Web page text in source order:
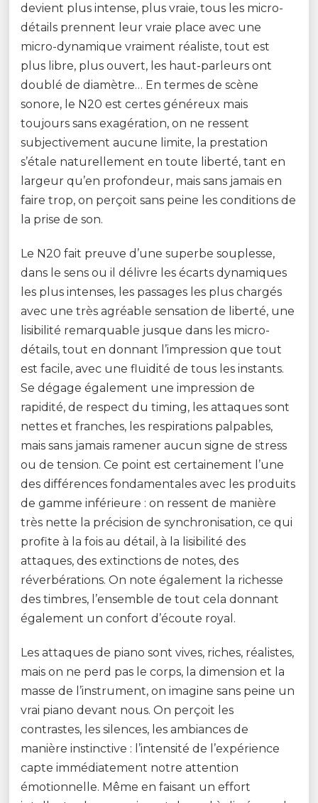
devient plus intense, plus vraie, tous les micro-
détails prennent leur vraie place avec une
micro-dynamique vraiment réaliste, tout est
plus libre, plus ouvert, les haut-parleurs ont
doublé de diamètre… En termes de scène
sonore, le N20 est certes généreux mais
toujours sans exagération, on ne ressent
subjectivement aucune limite, la prestation
s’étale naturellement en toute liberté, tant en
largeur qu’en profondeur, mais sans jamais en
faire trop, on perçoit sans peine les conditions de
la prise de son.
Le N20 fait preuve d’une superbe souplesse,
dans le sens ou il délivre les écarts dynamiques
les plus intenses, les passages les plus chargés
avec une très agréable sensation de liberté, une
lisibilité remarquable jusque dans les micro-
détails, tout en donnant l’impression que tout
est facile, avec une fluidité de tous les instants.
Se dégage également une impression de
rapidité, de respect du timing, les attaques sont
nettes et franches, les respirations palpables,
mais sans jamais ramener aucun signe de stress
ou de tension. Ce point est certainement l’une
des différences fondamentales avec les produits
de gamme inférieure : on ressent de manière
très nette la précision de synchronisation, ce qui
profite à la fois au détail, à la lisibilité des
attaques, des extinctions de notes, des
réverbérations. On note également la richesse
des timbres, l’ensemble de tout cela donnant
également un confort d’écoute royal.
Les attaques de piano sont vives, riches, réalistes,
mais on ne perd pas le corps, la dimension et la
masse de l’instrument, on imagine sans peine un
vrai piano devant nous. On perçoit les
contrastes, les silences, les ambiances de
manière instinctive : l’intensité de l’expérience
capte immédiatement notre attention
émotionnelle. Même en faisant un effort